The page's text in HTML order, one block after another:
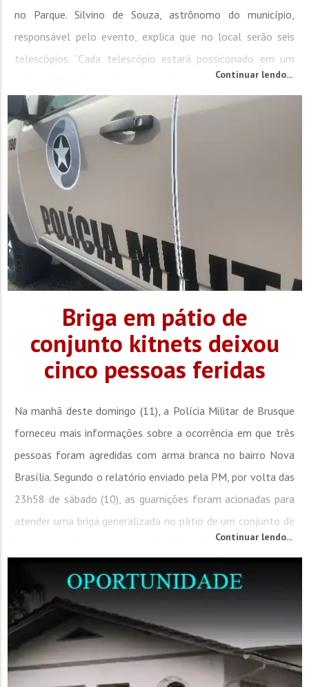
no Parque. Silvino de Souza, astrônomo do município,
responsável pelo evento, explica que no local serão seis
telescópios. “Cada telescópio estará possiconado em um
astro diferente, para que todos possam apreciar um
pouquinho desse...
Continuar lendo...
Briga em pátio de
conjunto kitnets deixou
cinco pessoas feridas
Na manhã deste domingo (11), a Polícia Militar de Brusque
forneceu mais informações sobre a ocorrência em que três
pessoas foram agredidas com arma branca no bairro Nova
Brasília. Segundo o relatório enviado pela PM, por volta das
23h58 de sábado (10), as guarnições foram acionadas para
atender uma briga generalizada no pátio de um conjunto de
kitnets. Ao chegar ao local, os militares constataram que
Continuar lendo...